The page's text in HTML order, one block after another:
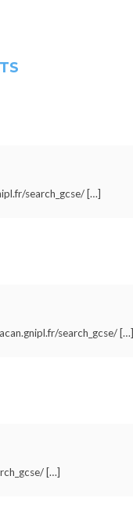
search_gcse/ […]
search_gcse/ […]
[…]